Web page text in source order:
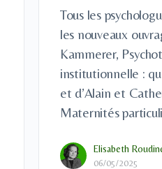
Tous les
les nouveaux
Kammerer,
institutionnelle :
et d’Alain et
Maternités
Elisabeth
06/05/2025